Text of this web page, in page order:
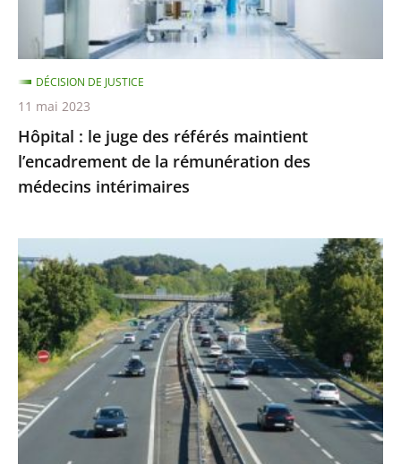
l’encadrement
la
rémunération
des
médecins
intérimaires
Hôpital : le juge des référés maintient
l’encadrement de la rémunération des
médecins intérimaires
DÉCISION DE JUSTICE
11 mai 2023
Autoroute
A69
:
l’abattage
des
alignements
d’arbres
est